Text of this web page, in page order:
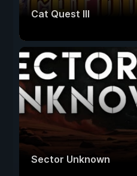
Cat Quest III
Sector Unknown